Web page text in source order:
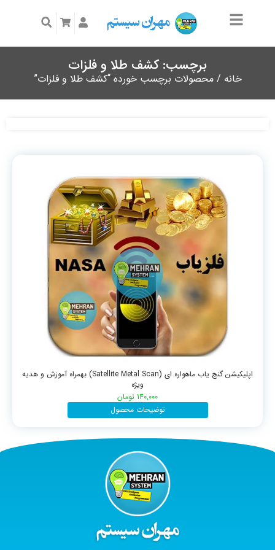
برچسب: کشف طلا و فلزات
خانه / محصولات برچسب خورده “کشف طلا و فلزات”
اپلیکیشن گنج یاب ماهواره ای (Satellite Metal Scan) بهمراه آموزش و هدیه
ویژه
140,000 تومان
توضیحات محصول